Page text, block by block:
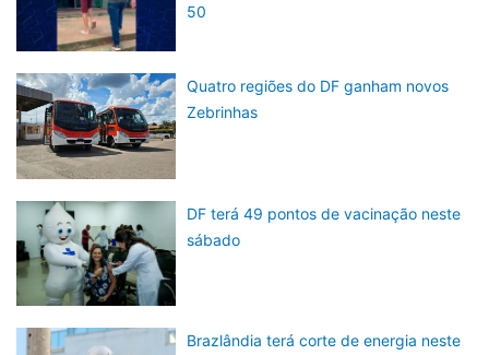
50
Quatro regiões do DF ganham novos
Zebrinhas
DF terá 49 pontos de vacinação neste
sábado
Brazlândia terá corte de energia neste